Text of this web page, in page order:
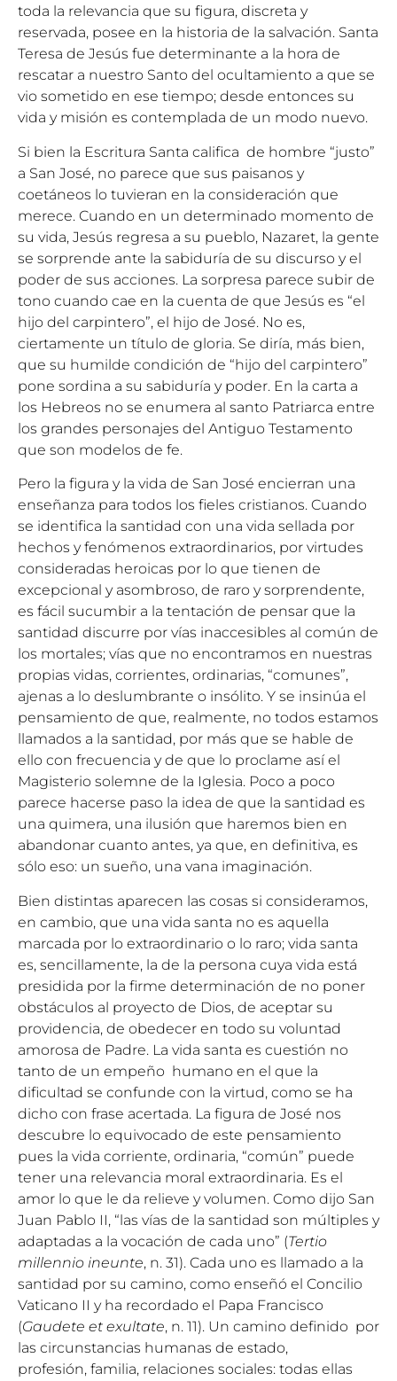
toda la relevancia que su figura, discreta y
reservada, posee en la historia de la salvación. Santa
Teresa de Jesús fue determinante a la hora de
rescatar a nuestro Santo del ocultamiento a que se
vio sometido en ese tiempo; desde entonces su
vida y misión es contemplada de un modo nuevo.
Si bien la Escritura Santa califica de hombre “justo”
a San José, no parece que sus paisanos y
coetáneos lo tuvieran en la consideración que
merece. Cuando en un determinado momento de
su vida, Jesús regresa a su pueblo, Nazaret, la gente
se sorprende ante la sabiduría de su discurso y el
poder de sus acciones. La sorpresa parece subir de
tono cuando cae en la cuenta de que Jesús es “el
hijo del carpintero”, el hijo de José. No es,
ciertamente un título de gloria. Se diría, más bien,
que su humilde condición de “hijo del carpintero”
pone sordina a su sabiduría y poder. En la carta a
los Hebreos no se enumera al santo Patriarca entre
los grandes personajes del Antiguo Testamento
que son modelos de fe.
Pero la figura y la vida de San José encierran una
enseñanza para todos los fieles cristianos. Cuando
se identifica la santidad con una vida sellada por
hechos y fenómenos extraordinarios, por virtudes
consideradas heroicas por lo que tienen de
excepcional y asombroso, de raro y sorprendente,
es fácil sucumbir a la tentación de pensar que la
santidad discurre por vías inaccesibles al común de
los mortales; vías que no encontramos en nuestras
propias vidas, corrientes, ordinarias, “comunes”,
ajenas a lo deslumbrante o insólito. Y se insinúa el
pensamiento de que, realmente, no todos estamos
llamados a la santidad, por más que se hable de
ello con frecuencia y de que lo proclame así el
Magisterio solemne de la Iglesia. Poco a poco
parece hacerse paso la idea de que la santidad es
una quimera, una ilusión que haremos bien en
abandonar cuanto antes, ya que, en definitiva, es
sólo eso: un sueño, una vana imaginación.
Bien distintas aparecen las cosas si consideramos,
en cambio, que una vida santa no es aquella
marcada por lo extraordinario o lo raro; vida santa
es, sencillamente, la de la persona cuya vida está
presidida por la firme determinación de no poner
obstáculos al proyecto de Dios, de aceptar su
providencia, de obedecer en todo su voluntad
amorosa de Padre. La vida santa es cuestión no
tanto de un empeño humano en el que la
dificultad se confunde con la virtud, como se ha
dicho con frase acertada. La figura de José nos
descubre lo equivocado de este pensamiento
pues la vida corriente, ordinaria, “común” puede
tener una relevancia moral extraordinaria. Es el
amor lo que le da relieve y volumen. Como dijo San
Juan Pablo II, “las vías de la santidad son múltiples y
adaptadas a la vocación de cada uno” (Tertio
millennio ineunte, n. 31). Cada uno es llamado a la
santidad por su camino, como enseñó el Concilio
Vaticano II y ha recordado el Papa Francisco
(Gaudete et exultate, n. 11). Un camino definido por
las circunstancias humanas de estado,
profesión, familia, relaciones sociales: todas ellas